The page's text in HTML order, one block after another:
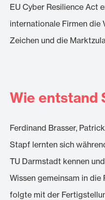
EU Cyber Resilience Act
internationale Firmen die
Zeichen und die
Wie entstand
Ferdinand Brasser,
Stapf lernten sich
TU Darmstadt kennen
Wissen gemeinsam in
folgte mit der